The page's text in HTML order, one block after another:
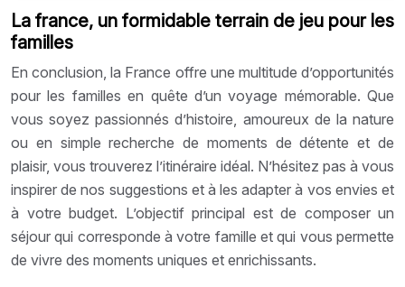
La france, un formidable terrain de jeu pour les
familles
En conclusion, la France offre une multitude d’opportunités
pour les familles en quête d’un voyage mémorable. Que
vous soyez passionnés d’histoire, amoureux de la nature
ou en simple recherche de moments de détente et de
plaisir, vous trouverez l’itinéraire idéal. N’hésitez pas à vous
inspirer de nos suggestions et à les adapter à vos envies et
à votre budget. L’objectif principal est de composer un
séjour qui corresponde à votre famille et qui vous permette
de vivre des moments uniques et enrichissants.